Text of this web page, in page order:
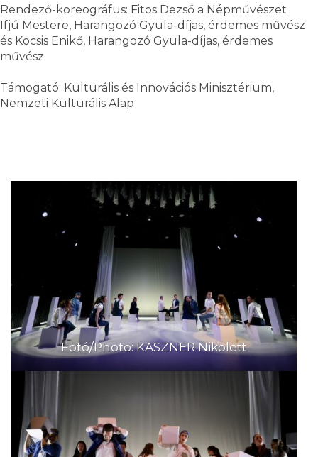
Rendező-koreográfus: Fitos Dezső a Népművészet
Ifjú Mestere, Harangozó Gyula-díjas, érdemes művész
és Kocsis Enikő, Harangozó Gyula-díjas, érdemes
művész
Támogató: Kulturális és Innovációs Minisztérium,
Nemzeti Kulturális Alap
Fotó/Photo: KASZNER Nikolett